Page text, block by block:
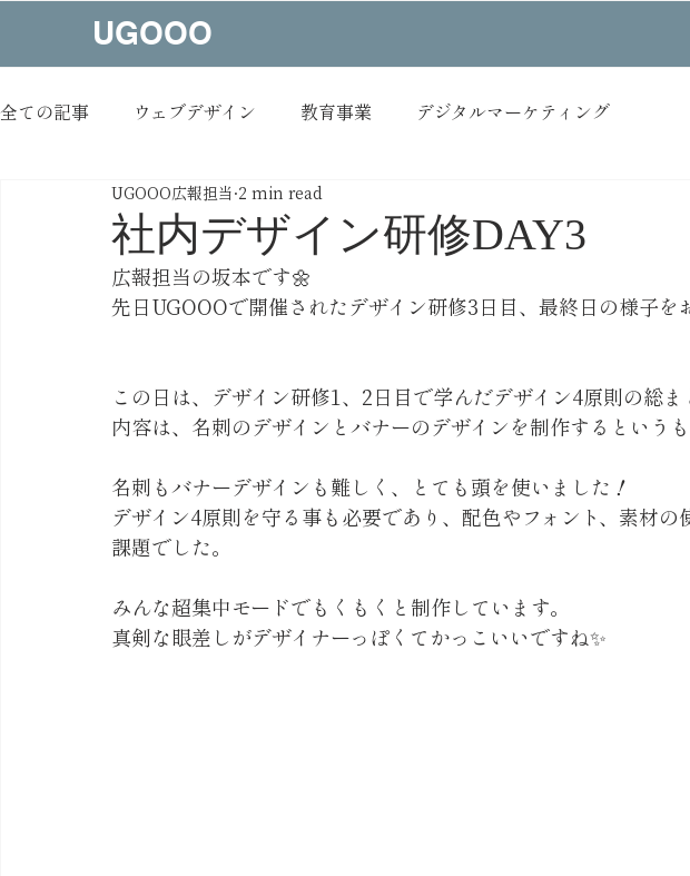
UGOOO
全ての記事 ウェブデザイン 教育事業 デジタルマーケティング
コンテンツメイキング 制作実績
オウンドメディア イベント
社内デザイン研修DAY3
UGOOO広報担当 2 min read
広報担当の坂本です🌼
先日UGOOOで開催されたデザイン研修3日目、最終日の様子を
この日は、デザイン研修1、2日目で学んだデザイン4原則の総ま
内容は、名刺のデザインとバナーのデザインを制作するという
名刺もバナーデザインも難しく、とても頭を使いました！
デザイン4原則を守る事も必要であり、配色やフォント、素材の
課題でした。
みんな超集中モードでもくもくと制作しています。
真剣な眼差しがデザイナーっぽくてかっこいいですね✨